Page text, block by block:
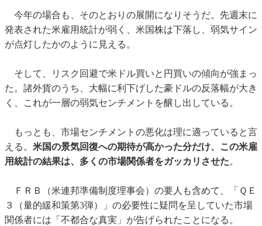
今年の場合も、そのとおりの展開になりそうだ。先週末に
発表された米雇用統計が弱く、米国株は下落し、弱気サイン
が点灯したかのように見える。
そして、リスク回避で米ドル買いと円買いの傾向が強まっ
た。諸外貨のうち、大幅に利下げした豪ドルの反落幅が大き
く、これが一層の弱気センチメントを醸し出している。
もっとも、市場センチメントの悪化は理に適っていると言
える。 米国の景気回復への期待が高かった分だけ、この米雇
用統計の結果は、多くの市場関係者をガッカリさせた。
ＦＲＢ（米連邦準備制度理事会）の要人も含めて、「ＱＥ
３（量的緩和策第3弾）」の必要性に疑問を呈していた市場
関係者には「不都合な真実」が告げられたことになる。